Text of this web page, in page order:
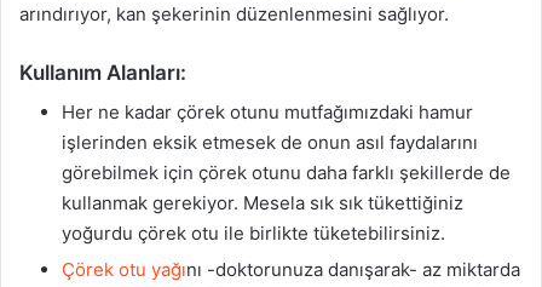
arındırıyor, kan şekerinin düzenlenmesini sağlıyor.
Kullanım Alanları:
Her ne kadar çörek otunu mutfağımızdaki hamur
işlerinden eksik etmesek de onun asıl faydalarını
görebilmek için çörek otunu daha farklı şekillerde de
kullanmak gerekiyor. Mesela sık sık tükettiğiniz
yoğurdu çörek otu ile birlikte tüketebilirsiniz.
Çörek otu yağını -doktorunuza danışarak- az miktarda